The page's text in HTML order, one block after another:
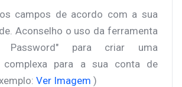
campos de acordo com a sua
Aconselho o uso da ferramenta
Password" para criar uma
complexa para a sua conta de
Ver Imagem )